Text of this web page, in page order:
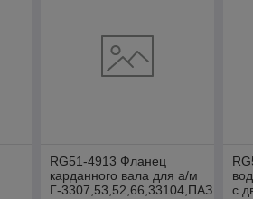
RG51-4913 Фланец
карданного вала для а/м
Г-3307,53,52,66,33104,ПАЗ
с